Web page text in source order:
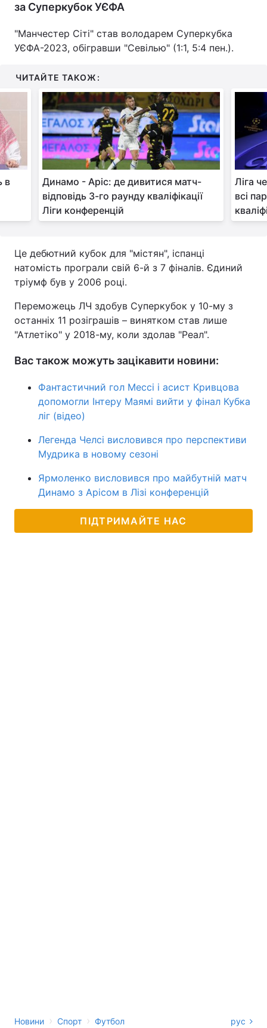
за Суперкубок УЄФА
"Манчестер Сіті" став володарем Суперкубка
УЄФА-2023, обігравши "Севілью" (1:1, 5:4 пен.).
ЧИТАЙТЕ ТАКОЖ:
в
Динамо - Аріс: де дивитися матч-
відповідь 3-го раунду кваліфікації
Ліги конференцій
Ліга
всі
Це дебютний кубок для "містян", іспанці
натомість програли свій 6-й з 7 фіналів. Єдиний
тріумф був у 2006 році.
Переможець ЛЧ здобув Суперкубок у 10-му з
останніх 11 розіграшів – винятком став лише
"Атлетіко" у 2018-му, коли здолав "Реал".
Вас також можуть зацікавити новини:
Фантастичний гол Мессі і асист Кривцова
допомогли Інтеру Маямі вийти у фінал Кубка
ліг (відео)
Легенда Челсі висловився про перспективи
Мудрика в новому сезоні
Ярмоленко висловився про майбутній матч
Динамо з Арісом в Лізі конференцій
ПІДТРИМАЙТЕ НАС
Новини › Спорт › Футбол рус